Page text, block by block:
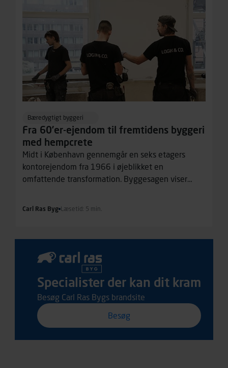
Bæredygtigt byggeri
Fra 60’er-ejendom til fremtidens byggeri
med hempcrete
Midt i København gennemgår en seks etagers
kontorejendom fra 1966 i øjeblikket en
omfattende transformation. Byggesagen viser
Carl Ras Byg Læsetid: 5 min.
Specialister der kan dit kram
Besøg Carl Ras Bygs brandsite
Besøg